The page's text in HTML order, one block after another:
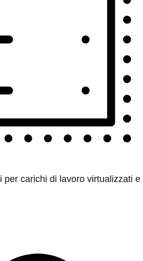
per carichi di lavoro virtualizzati e